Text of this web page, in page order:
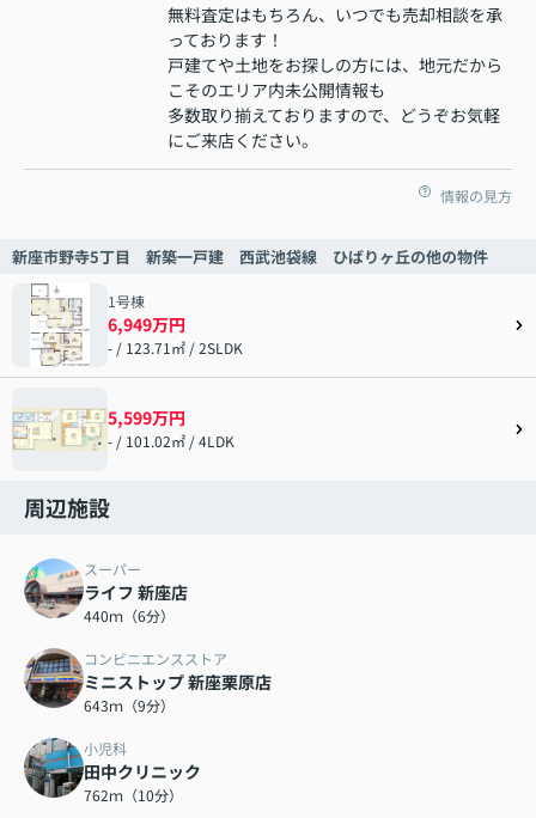
無料査定はもちろん、いつでも売却相談を承
っております！
戸建てや土地をお探しの方には、地元だから
こそのエリア内未公開情報も
多数取り揃えておりますので、どうぞお気軽
にご来店ください。
情報の見方
新座市野寺5丁目 新築一戸建 西武池袋線 ひばりヶ丘の他の物件
1号棟
6,949万円
- / 123.71㎡ / 2SLDK
5,599万円
- / 101.02㎡ / 4LDK
周辺施設
スーパー
ライフ 新座店
440ｍ（6分）
コンビニエンスストア
ミニストップ 新座栗原店
643ｍ（9分）
小児科
田中クリニック
762ｍ（10分）